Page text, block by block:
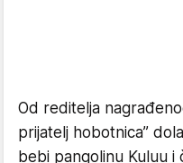
Od reditelja
prijatelj hobotnica”
bebi pangolinu Kuluu i